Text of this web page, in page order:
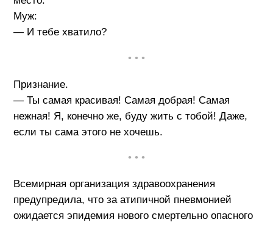
Муж:
— И тебе хватило?
• • •
Признание.
— Ты самая красивая! Самая добрая! Самая
нежная! Я, конечно же, буду жить с тобой! Даже,
если ты сама этого не хочешь.
• • •
Всемирная организация здравоохранения
предупредила, что за атипичной пневмонией
ожидается эпидемия нового смертельно опасного